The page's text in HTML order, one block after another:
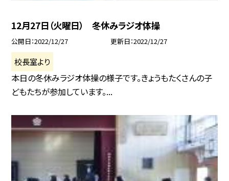
12月27日（火曜日） 冬休みラジオ体操
公開日 2022/12/27 更新日 2022/12/27
校長室より
本日の冬休みラジオ体操の様子です。きょうもたくさんの子
どもたちが参加しています。...